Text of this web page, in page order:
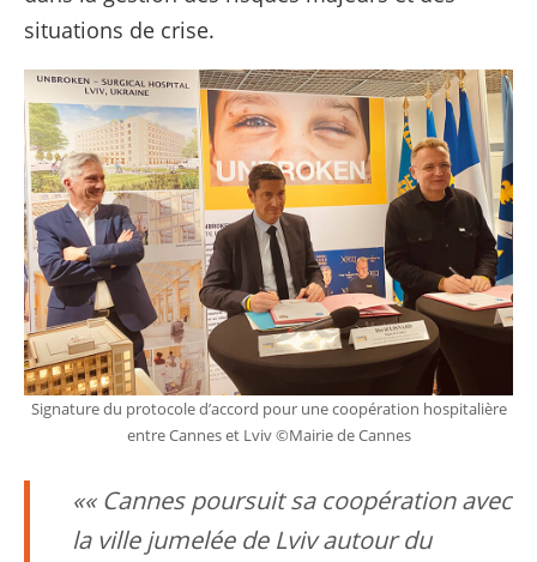
situations de crise.
Signature du protocole d’accord pour une coopération hospitalière
entre Cannes et Lviv ©Mairie de Cannes
« Cannes poursuit sa coopération avec
la ville jumelée de Lviv autour du